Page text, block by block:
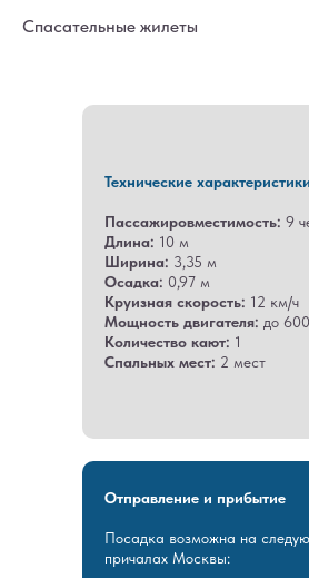
Спасательные жилеты
Технические характеристики
Пассажировместимость: 9
Длина: 10 м
Ширина: 3,35 м
Осадка: 0,97 м
Круизная скорость: 12 км/ч
Мощность двигателя: до
Количество кают: 1
Спальных мест: 2 мест
Отправление и прибытие
Посадка возможна на
причалах Москвы:
ОСТАЛИСЬ
ВОПРОСЫ?
Если вы хотите узнать подробнее о
проведении мероприятия, не
стесняйтесь - пишите или звоните, мы
будем рады вам помочь!